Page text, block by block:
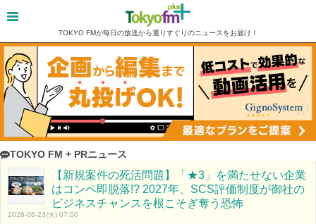
TOKYO FMが毎日の放送から選りすぐりのニュースをお届け！
TOKYO FM + PRニュース
【新規案件の死活問題】「★3」を満たせない企業
はコンペ即脱落!? 2027年、SCS評価制度が御社の
ビジネスチャンスを根こそぎ奪う恐怖
2026-06-23(火) 07:00